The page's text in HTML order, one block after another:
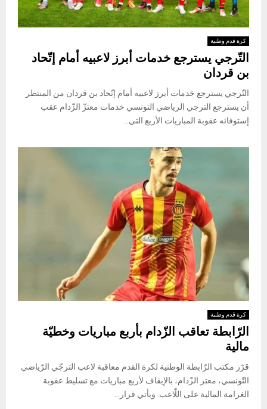
كرة قدم وطنية
التّرجي يسترجع خدمات أبرز لاعبيه أمام إتّحاد
بن قردان
التّرجي يسترجع خدمات أبرز لاعبيه أمام إتّحاد بن قردان من المنتظر
أن يسترجع الترجي الرياضي التونسي خدمات معتزّ الزّدام عقب
إستوفائه عقوبة المباريات الأربع التي...
كرة قدم وطنية
الرّابطة تعاقب الزّدام بأربع مباريات وخطيّة
مالية
قرّر مكتب الرّابطة الوطنية لكرة القدم معاقبة لاعب الترجّي الرّياضي
التّونسي، معتز الزّدام، بالإيقاف لأربع مباريات مع تسليط عقوبة
الغرامة المالية على اللّاعب. ويأتي قرار...